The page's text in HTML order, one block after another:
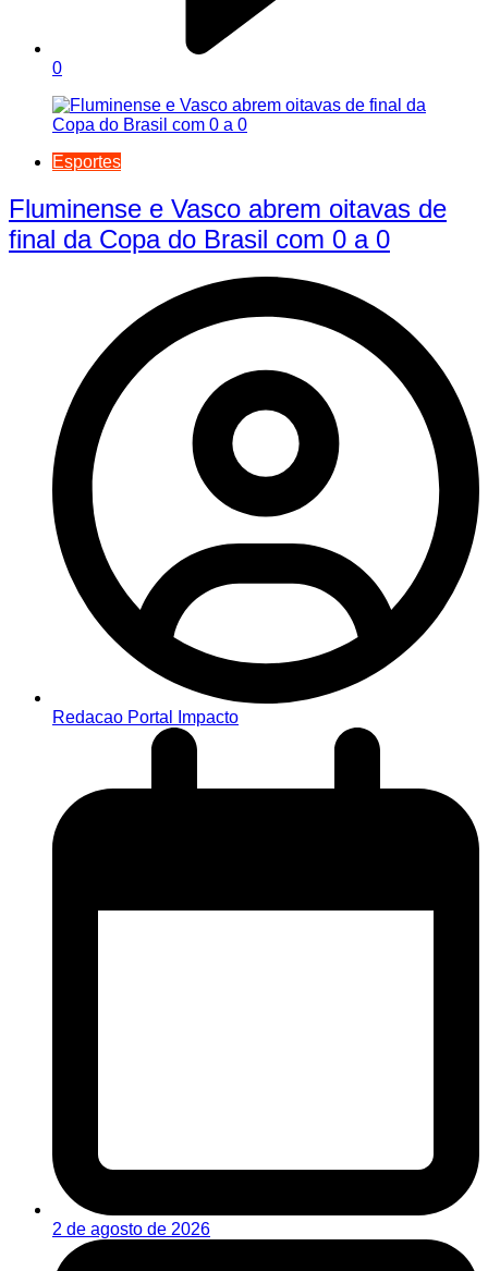
0
Esportes
Fluminense e Vasco abrem oitavas de
final da Copa do Brasil com 0 a 0
Redacao Portal Impacto
2 de agosto de 2026